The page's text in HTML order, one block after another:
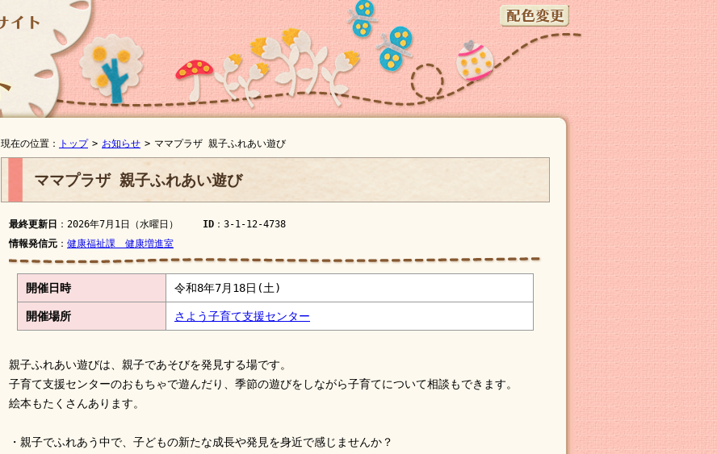
現在の位置： トップ > お知らせ > ママプラザ 親子ふれあい遊び
ママプラザ 親子ふれあい遊び
最終更新日 ：2026年7月1日（水曜日） ID ：3-1-12-4738
情報発信元 ： 健康福祉課 健康増進室
開催日時 令和8年7月18日(土)
開催場所 さよう子育て支援センター
親子ふれあい遊びは、親子であそびを発見する場です。
子育て支援センターのおもちゃで遊んだり、季節の遊びをしながら子育てについて相談もできます。
絵本もたくさんあります。
・親子でふれあう中で、子どもの新たな成長や発見を身近で感じませんか？